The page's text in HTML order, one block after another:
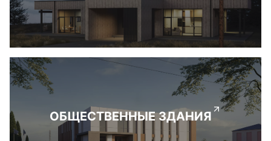
ОБЩЕСТВЕННЫЕ ЗДАНИЯ